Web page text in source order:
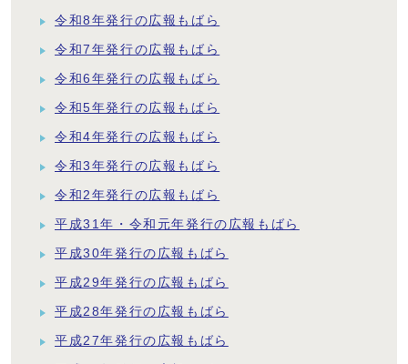
令和8年発行の広報もばら
令和7年発行の広報もばら
令和6年発行の広報もばら
令和5年発行の広報もばら
令和4年発行の広報もばら
令和3年発行の広報もばら
令和2年発行の広報もばら
平成31年・令和元年発行の広報もばら
平成30年発行の広報もばら
平成29年発行の広報もばら
平成28年発行の広報もばら
平成27年発行の広報もばら